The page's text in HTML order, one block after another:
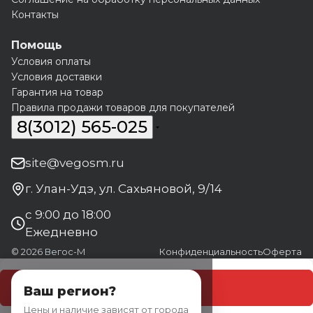
Контакты
Помощь
Условия оплаты
Условия доставки
Гарантия на товар
Правила продажи товаров для покупателей
8(3012) 565-025
site@vegosm.ru
г. Улан-Удэ, ул. Сахьяновой, 9/14
с 9:00 до 18:00
Ежедневно
© 2026 Вегос-М КонфиденциальностьОферта
Ваш регион?
Цены и наличие зависят от города